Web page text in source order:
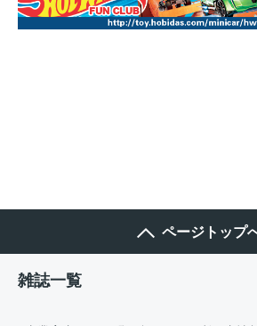
ページトップ
雑誌一覧